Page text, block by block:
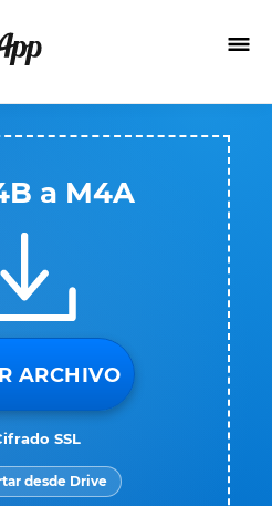
a M4A
ARCHIVO
SSL
desde Drive